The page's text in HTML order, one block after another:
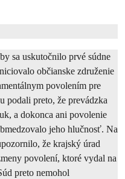
sa uskutočnilo prvé súdne
občianske združenie
povolením pre
podali preto, že prevádzka
a dokonca ani povolenie
jeho hlučnosť. Na
že krajský úrad
povolení, ktoré vydal na
preto nemohol